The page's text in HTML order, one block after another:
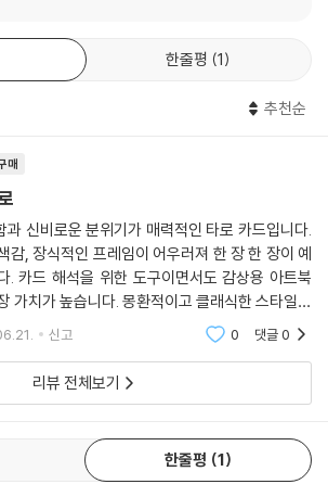
한줄평 1
추천순
매
과 신비로운 분위기가 매력적인 타로 카드입니다.
감, 장식적인 프레임이 어우러져 한 장 한 장이 예
. 카드 해석을 위한 도구이면서도 감상용 아트북
가치가 높습니다. 몽환적이고 클래식한 스타일을
하고 싶은 덱입니다.
신고 0 댓글0
리뷰 전체보기
한줄평 1